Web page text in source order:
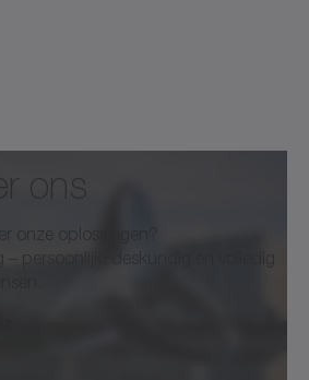
– persoonlijk, deskundig en volledig